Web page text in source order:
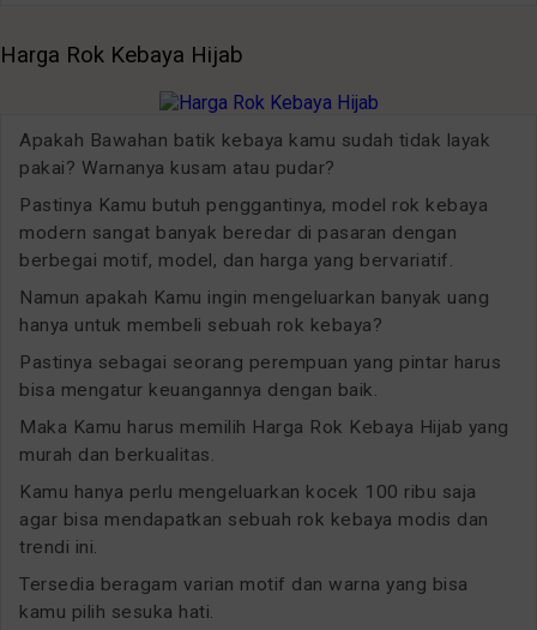
Harga Rok Kebaya Hijab
Apakah Bawahan batik kebaya kamu sudah tidak layak
pakai? Warnanya kusam atau pudar?
Pastinya Kamu butuh penggantinya, model rok kebaya
modern sangat banyak beredar di pasaran dengan
berbegai motif, model, dan harga yang bervariatif.
Namun apakah Kamu ingin mengeluarkan banyak uang
hanya untuk membeli sebuah rok kebaya?
Pastinya sebagai seorang perempuan yang pintar harus
bisa mengatur keuangannya dengan baik.
Maka Kamu harus memilih Harga Rok Kebaya Hijab yang
murah dan berkualitas.
Kamu hanya perlu mengeluarkan kocek 100 ribu saja
agar bisa mendapatkan sebuah rok kebaya modis dan
trendi ini.
Tersedia beragam varian motif dan warna yang bisa
kamu pilih sesuka hati.